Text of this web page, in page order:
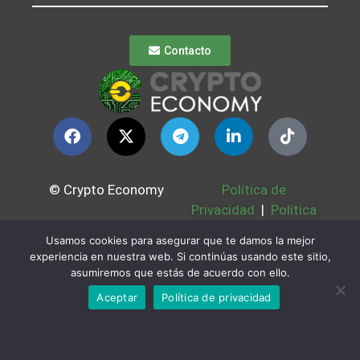
Contacto
© Crypto Economy
Política de
Privacidad | Política
Política de
Periodismo Ético
Política Cookies
Bases Legales
Usamos cookies para asegurar que te damos la mejor
experiencia en nuestra web. Si continúas usando este sitio,
asumiremos que estás de acuerdo con ello.
Aceptar
Política de privacidad